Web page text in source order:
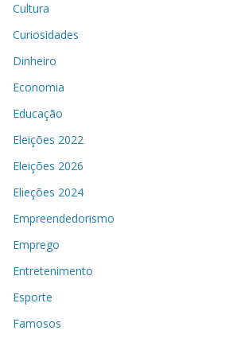
Cultura
Curiosidades
Dinheiro
Economia
Educação
Eleições 2022
Eleições 2026
Elieções 2024
Empreendedorismo
Emprego
Entretenimento
Esporte
Famosos